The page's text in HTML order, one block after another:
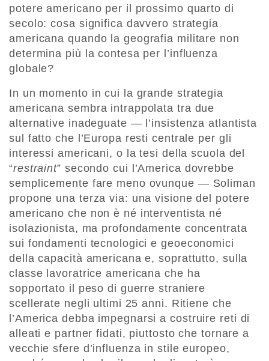
potere americano per il prossimo quarto di
secolo: cosa significa davvero strategia
americana quando la geografia militare non
determina più la contesa per l’influenza
globale?
In un momento in cui la grande strategia
americana sembra intrappolata tra due
alternative inadeguate — l’insistenza atlantista
sul fatto che l’Europa resti centrale per gli
interessi americani, o la tesi della scuola del
“restraint” secondo cui l’America dovrebbe
semplicemente fare meno ovunque — Soliman
propone una terza via: una visione del potere
americano che non è né interventista né
isolazionista, ma profondamente concentrata
sui fondamenti tecnologici e geoeconomici
della capacità americana e, soprattutto, sulla
classe lavoratrice americana che ha
sopportato il peso di guerre straniere
scellerate negli ultimi 25 anni. Ritiene che
l’America debba impegnarsi a costruire reti di
alleati e partner fidati, piuttosto che tornare a
vecchie sfere d’influenza in stile europeo,